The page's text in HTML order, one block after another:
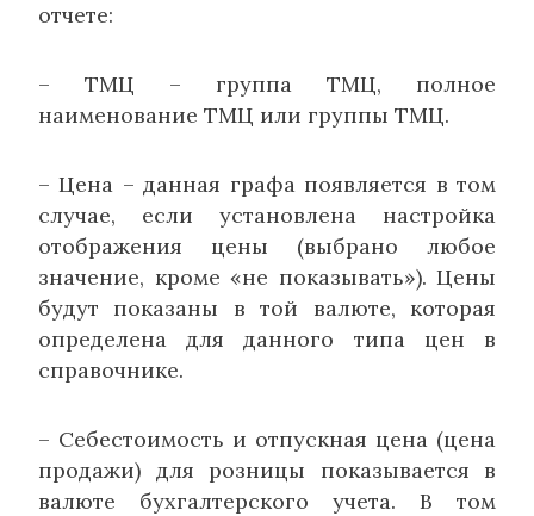
отчете:
– ТМЦ – группа ТМЦ, полное
наименование ТМЦ или группы ТМЦ.
– Цена – данная графа появляется в том
случае, если установлена настройка
отображения цены (выбрано любое
значение, кроме «не показывать»). Цены
будут показаны в той валюте, которая
определена для данного типа цен в
справочнике.
– Себестоимость и отпускная цена (цена
продажи) для розницы показывается в
валюте бухгалтерского учета. В том